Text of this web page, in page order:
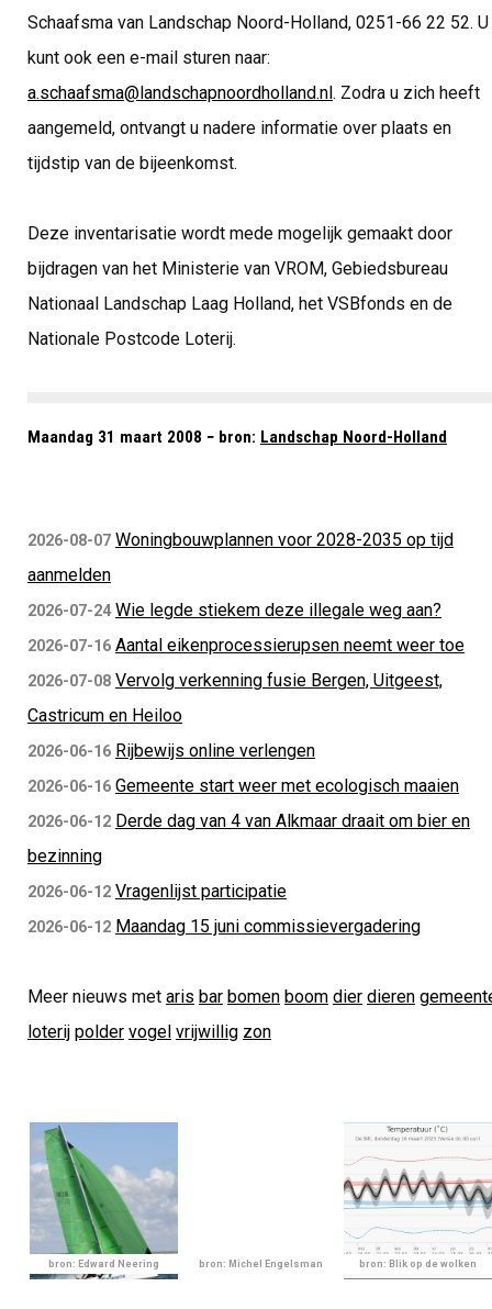
Schaafsma van Landschap Noord-Holland, 0251-66 22 52. U
kunt ook een e-mail sturen naar:
a.schaafsma@landschapnoordholland.nl. Zodra u zich heeft
aangemeld, ontvangt u nadere informatie over plaats en
tijdstip van de bijeenkomst.
Deze inventarisatie wordt mede mogelijk gemaakt door
bijdragen van het Ministerie van VROM, Gebiedsbureau
Nationaal Landschap Laag Holland, het VSBfonds en de
Nationale Postcode Loterij.
Maandag 31 maart 2008 − bron: Landschap Noord-Holland
2026-08-07 Woningbouwplannen voor 2028-2035 op tijd
aanmelden
2026-07-24 Wie legde stiekem deze illegale weg aan?
2026-07-16 Aantal eikenprocessierupsen neemt weer toe
2026-07-08 Vervolg verkenning fusie Bergen, Uitgeest,
Castricum en Heiloo
2026-06-16 Rijbewijs online verlengen
2026-06-16 Gemeente start weer met ecologisch maaien
2026-06-12 Derde dag van 4 van Alkmaar draait om bier en
bezinning
2026-06-12 Vragenlijst participatie
2026-06-12 Maandag 15 juni commissievergadering
Meer nieuws met aris bar bomen boom dier dieren
loterij polder vogel vrijwillig zon
bron: Edward Neering bron: Michel Engelsman bron: Blik op de wolken